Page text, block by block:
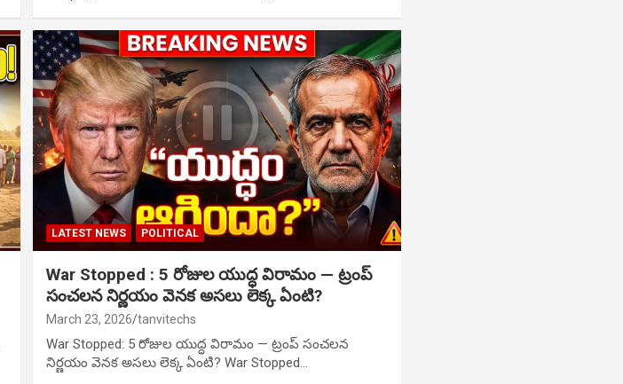
LATEST NEWS POLITICAL
War Stopped : 5 రోజుల యుద్ధ విరామం — ట్రంప్
సంచలన నిర్ణయం వెనక అసలు లెక్క ఏంటి?
March 23, 2026 tanvitechs
War Stopped: 5 రోజుల యుద్ధ విరామం — ట్రంప్ సంచలన
నిర్ణయం వెనక అసలు లెక్క ఏంటి? War Stopped…